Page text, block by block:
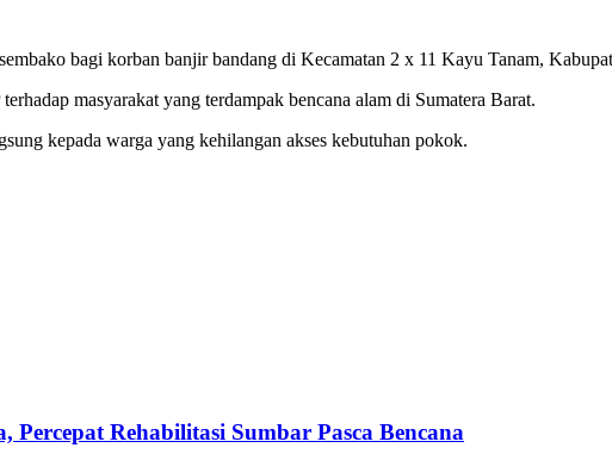
bagi korban banjir bandang di Kecamatan 2⁣ x 11 Kayu ⁢Tanam,
masyarakat yang ‌terdampak ⁤bencana alam di Sumatera‌ Barat.
kepada ‌warga yang kehilangan akses kebutuhan pokok.
Rehabilitasi Sumbar Pasca Bencana